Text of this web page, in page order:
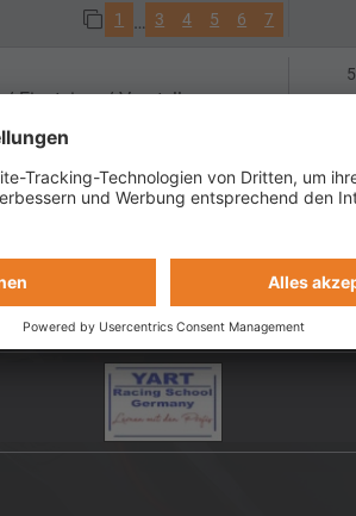
1 … 3 4 5 6 7
/ Einsteiger / Vorstellungen
5
/ Vorstellungen